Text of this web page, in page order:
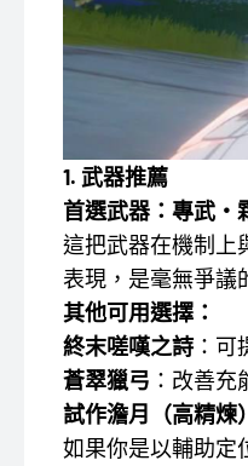
1. 武器推薦
首選武器：專武・
這把武器在機制上
表現，是毫無爭議
其他可用選擇：
終末嗟嘆之詩 ：
蒼翠獵弓 ：改善
試作澹月（高精煉）
如果你是以輔助定